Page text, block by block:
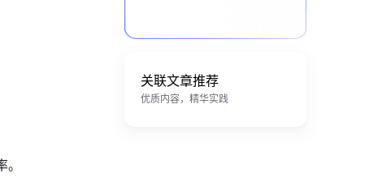
关联文章推荐
优质内容，精华实践